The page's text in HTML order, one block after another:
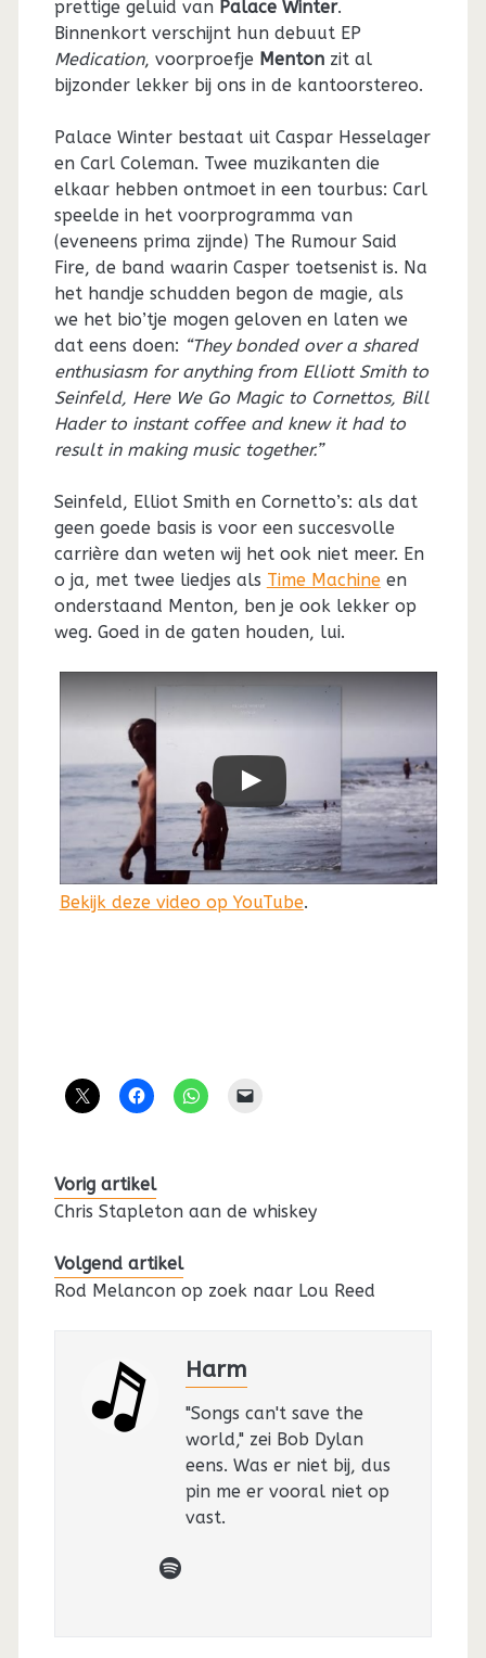
prettige geluid van Palace Winter.
Binnenkort verschijnt hun debuut EP
Medication, voorproefje Mentonzit al
bijzonder lekker bij ons in de kantoorstereo.
Palace Winter bestaat uit Caspar Hesselager
en Carl Coleman. Twee muzikanten die
elkaar hebben ontmoet in een tourbus: Carl
speelde in het voorprogramma van
(eveneens prima zijnde) The Rumour Said
Fire, de band waarin Casper toetsenist is. Na
het handje schudden begon de magie, als
we het bio’tje mogen geloven en laten we
dat eens doen: “They bonded over a shared
enthusiasm for anything from Elliott Smith to
Seinfeld, Here We Go Magic to Cornettos, Bill
Hader to instant coffee and knew it had to
result in making music together.”
Seinfeld, Elliot Smith en Cornetto’s: als dat
geen goede basis is voor een succesvolle
carrière dan weten wij het ook niet meer. En
o ja, met twee liedjes als Time Machineen
onderstaand Menton, ben je ook lekker op
weg. Goed in de gaten houden, lui.
Bekijk deze video op YouTube.
Vorig artikel
Chris Stapleton aan de whiskey
Volgend artikel
Rod Melancon op zoek naar Lou Reed
Harm
"Songs can't save the
world," zei Bob Dylan
eens. Was er niet bij, dus
pin me er vooral niet op
vast.
spotify